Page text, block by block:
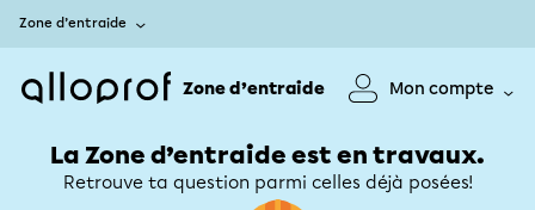
Zone d’entraide
Zone d’entraide Mon compte
La Zone d’entraide est en travaux.
Retrouve ta question parmi celles déjà posées!